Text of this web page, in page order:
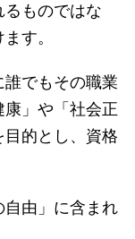
ものではな
す。
でもその職業
」や「社会正
的とし、資格
自由」に含まれ